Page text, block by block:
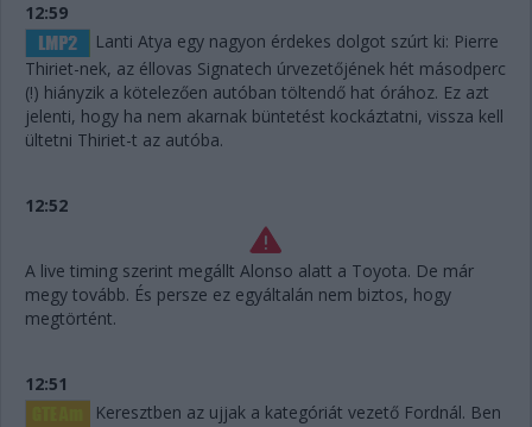
12:59
Lanti Atya egy nagyon érdekes dolgot szúrt ki: Pierre
Thiriet-nek, az éllovas Signatech úrvezetőjének hét másodperc
(!) hiányzik a kötelezően autóban töltendő hat órához. Ez azt
jelenti, hogy ha nem akarnak büntetést kockáztatni, vissza kell
ültetni Thiriet-t az autóba.
12:52
A live timing szerint megállt Alonso alatt a Toyota. De már
megy tovább. És persze ez egyáltalán nem biztos, hogy
megtörtént.
12:51
Keresztben az ujjak a kategóriát vezető Fordnál. Ben